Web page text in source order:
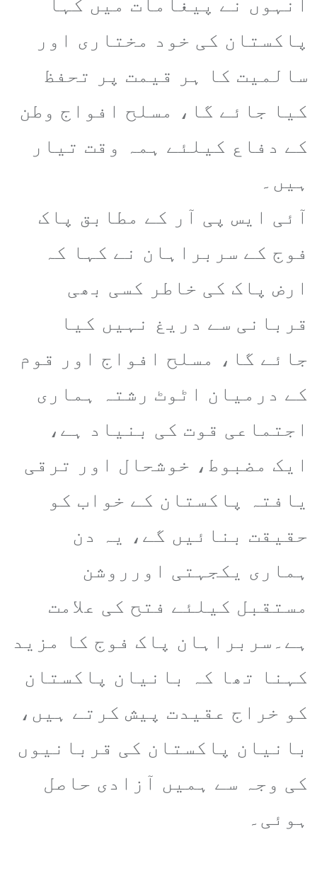
انہوں نے پیغامات میں کہا
پاکستان کی خود مختاری اور
سالمیت کا ہر قیمت پر تحفظ
کیا جائے گا، مسلح افواج وطن
کے دفاع کیلئے ہمہ وقت تیار
ہیں۔
آئی ایس پی آر کے مطابق پاک
فوج کے سربراہان نے کہا کہ
ارض پاک کی خاطر کسی بھی
قربانی سے دریغ نہیں کیا
جائے گا، مسلح افواج اور قوم
کے درمیان اٹوٹ رشتہ ہماری
اجتماعی قوت کی بنیاد ہے،
ایک مضبوط، خوشحال اور ترقی
یافتہ پاکستان کے خواب کو
حقیقت بنائیں گے، یہ دن
ہماری یکجہتی اورروشن
مستقبل کیلئے فتح کی علامت
ہے۔سربراہان پاک فوج کا مزید
کہنا تھا کہ بانیان پاکستان
کو خراج عقیدت پیش کرتے ہیں،
بانیان پاکستان کی قربانیوں
کی وجہ سے ہمیں آزادی حاصل
ہوئی۔